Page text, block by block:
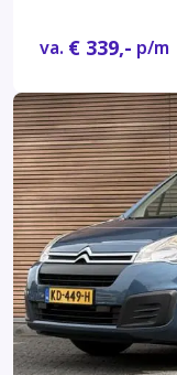
va. € 339,- p/m